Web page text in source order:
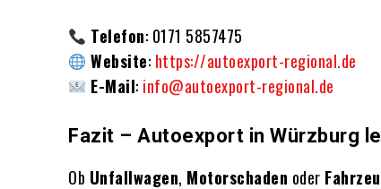
Telefon: 0171 5857475
Website: https://autoexport-regional.de
E-Mail: info@autoexport-regional.de
Fazit – Autoexport in Würzburg
Ob Unfallwagen, Motorschaden oder